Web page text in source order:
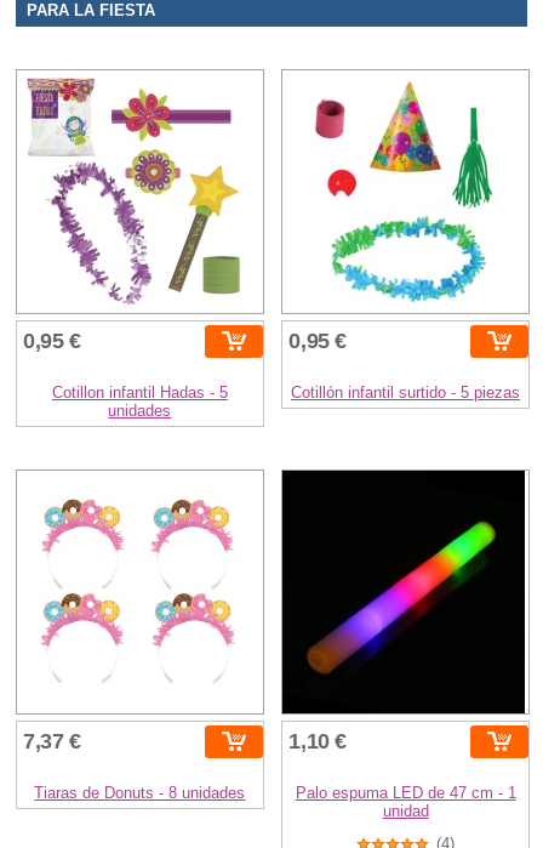
PARA LA FIESTA
0,95 €
Cotillon infantil Hadas - 5
unidades
0,95 €
Cotillón infantil surtido - 5 piezas
7,37 €
Tiaras de Donuts - 8 unidades
1,10 €
Palo espuma LED de 47 cm - 1
unidad
(4)